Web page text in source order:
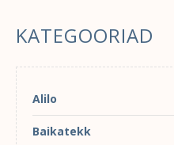
KATEGOORIAD
Alilo
Baikatekk